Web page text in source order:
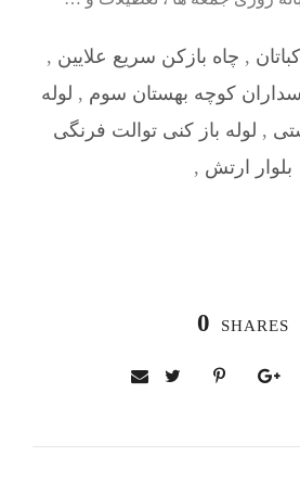
, چاه بازکن سریع علایین ,
کوچه بهستان سوم , لوله
, لوله باز کنی توالت فرنگی
بلوار ارتش ,
0 SHARES